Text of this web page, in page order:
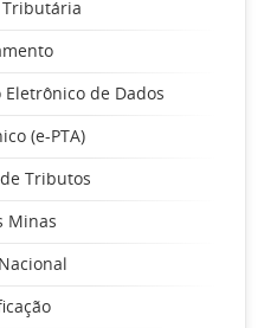
Eletrônico de Dados
(e-PTA)
Tributos
Minas